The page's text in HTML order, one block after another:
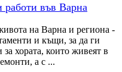
във Варна
на Варна и региона -
и къщи, за да ги
хората, които живеят в
а с ...